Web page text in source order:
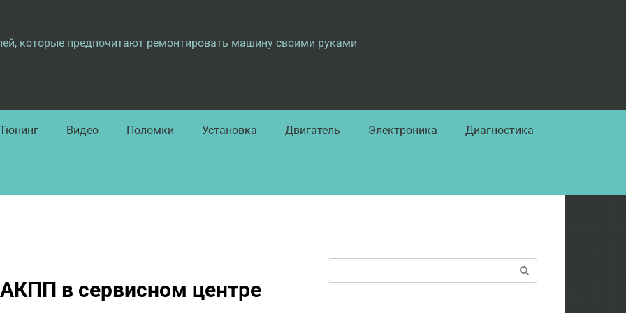
которые предпочитают ремонтировать машину своими руками
Тюнинг Видео Поломки Установка Двигатель Электроника Диагностика
в сервисном центре